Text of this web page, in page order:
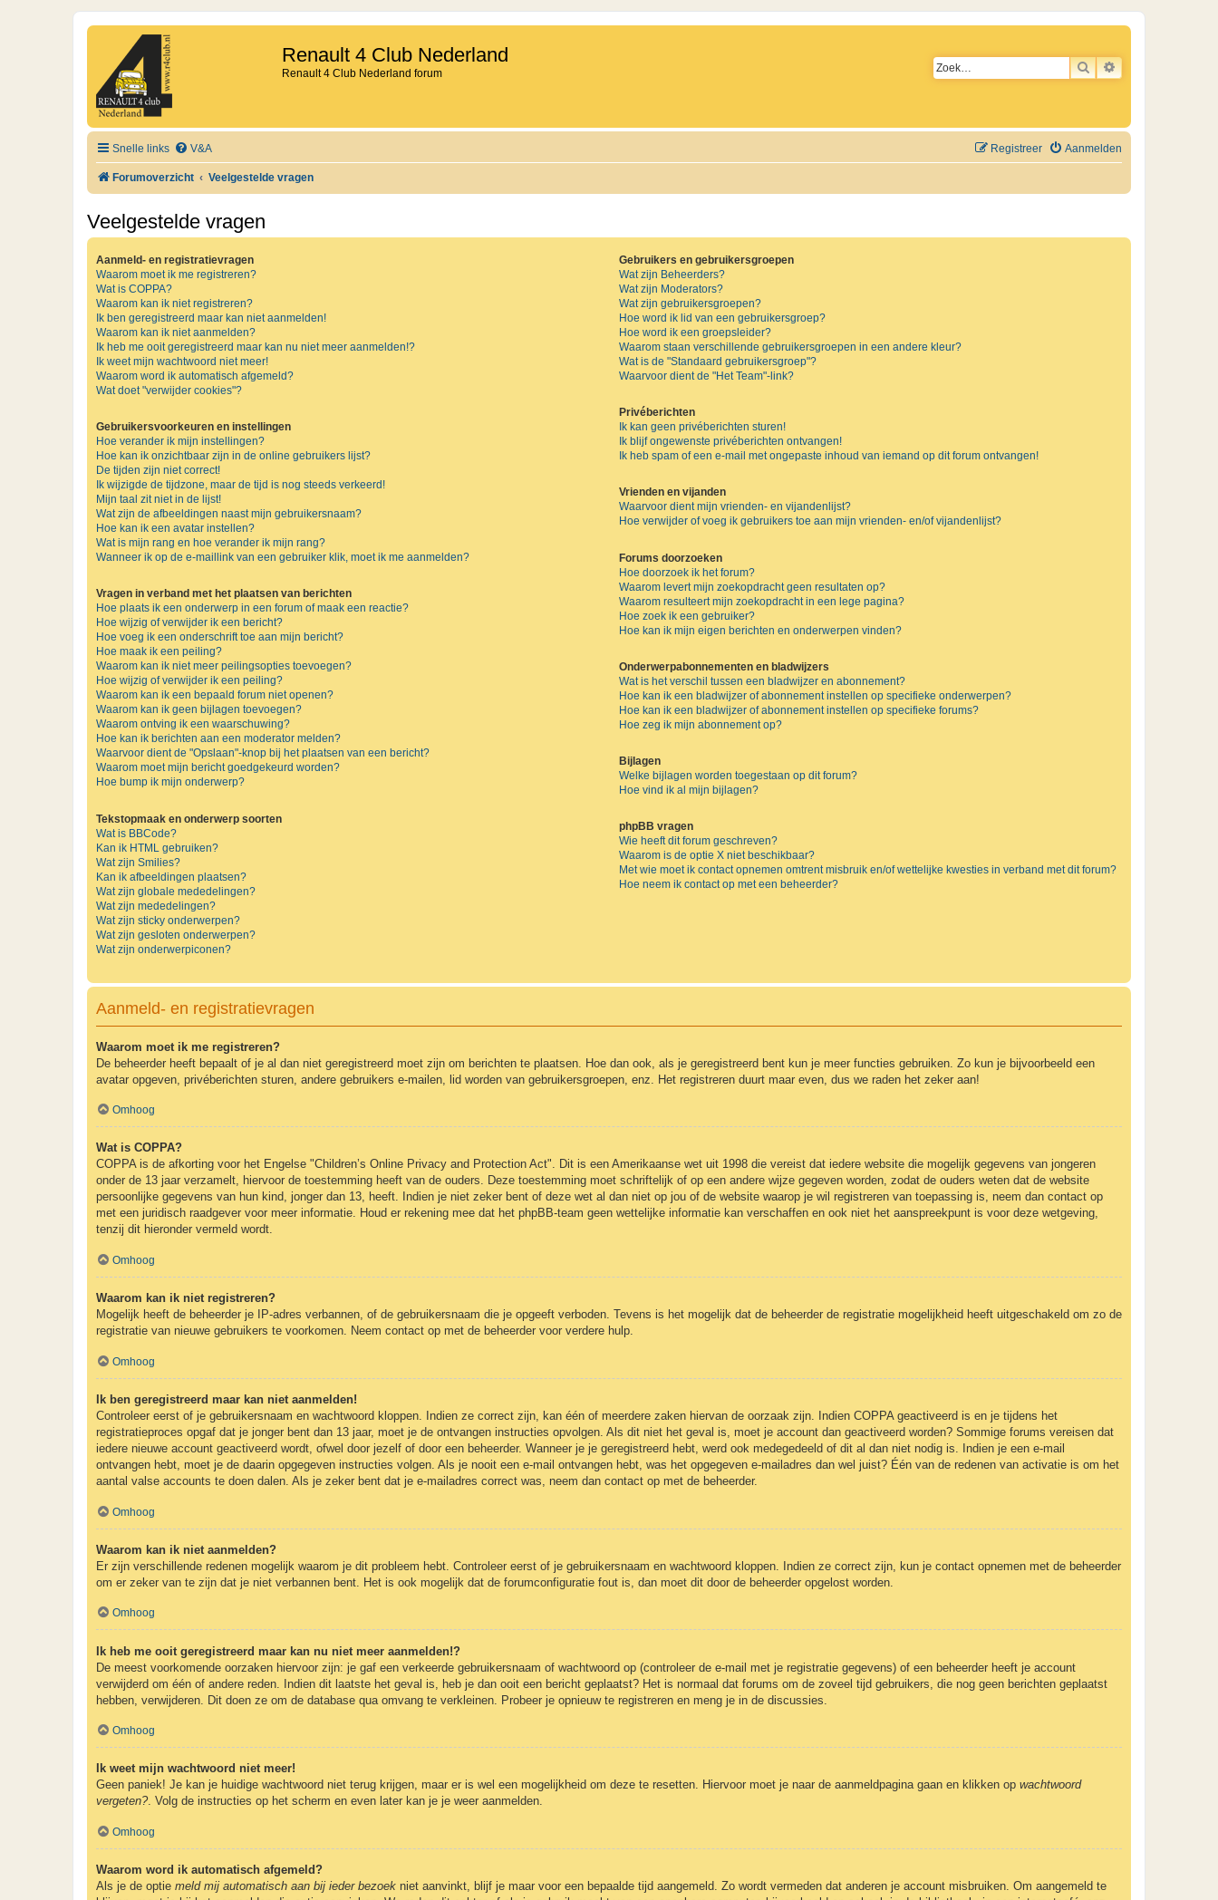
Renault 4 Club Nederland
Renault 4 Club Nederland forum ZOEKUITGEBREID
Snelle links V&A Aanmelden
Registreer
Forumoverzicht Veelgestelde vragen
Veelgestelde vragen
Aanmeld- en registratievragen
Waarom moet ik me registreren?
Wat is COPPA?
Waarom kan ik niet registreren?
Ik ben geregistreerd maar kan niet aanmelden!
Waarom kan ik niet aanmelden?
Ik heb me ooit geregistreerd maar kan nu niet meer aanmelden!?
Ik weet mijn wachtwoord niet meer!
Waarom word ik automatisch afgemeld?
Wat doet "verwijder cookies"?
Gebruikersvoorkeuren en instellingen
Hoe verander ik mijn instellingen?
Hoe kan ik onzichtbaar zijn in de online gebruikers lijst?
De tijden zijn niet correct!
Ik wijzigde de tijdzone, maar de tijd is nog steeds verkeerd!
Mijn taal zit niet in de lijst!
Wat zijn de afbeeldingen naast mijn gebruikersnaam?
Hoe kan ik een avatar instellen?
Wat is mijn rang en hoe verander ik mijn rang?
Wanneer ik op de e-maillink van een gebruiker klik, moet ik me aanmelden?
Vragen in verband met het plaatsen van berichten
Hoe plaats ik een onderwerp in een forum of maak een reactie?
Hoe wijzig of verwijder ik een bericht?
Hoe voeg ik een onderschrift toe aan mijn bericht?
Hoe maak ik een peiling?
Waarom kan ik niet meer peilingsopties toevoegen?
Hoe wijzig of verwijder ik een peiling?
Waarom kan ik een bepaald forum niet openen?
Waarom kan ik geen bijlagen toevoegen?
Waarom ontving ik een waarschuwing?
Hoe kan ik berichten aan een moderator melden?
Waarvoor dient de "Opslaan"-knop bij het plaatsen van een bericht?
Waarom moet mijn bericht goedgekeurd worden?
Hoe bump ik mijn onderwerp?
Tekstopmaak en onderwerp soorten
Wat is BBCode?
Kan ik HTML gebruiken?
Wat zijn Smilies?
Kan ik afbeeldingen plaatsen?
Wat zijn globale mededelingen?
Wat zijn mededelingen?
Wat zijn sticky onderwerpen?
Wat zijn gesloten onderwerpen?
Wat zijn onderwerpiconen?
Gebruikers en gebruikersgroepen
Wat zijn Beheerders?
Wat zijn Moderators?
Wat zijn gebruikersgroepen?
Hoe word ik lid van een gebruikersgroep?
Hoe word ik een groepsleider?
Waarom staan verschillende gebruikersgroepen in een andere kleur?
Wat is de "Standaard gebruikersgroep"?
Waarvoor dient de "Het Team"-link?
Privéberichten
Ik kan geen privéberichten sturen!
Ik blijf ongewenste privéberichten ontvangen!
Ik heb spam of een e-mail met ongepaste inhoud van iemand op dit forum ontvangen!
Vrienden en vijanden
Waarvoor dient mijn vrienden- en vijandenlijst?
Hoe verwijder of voeg ik gebruikers toe aan mijn vrienden- en/of vijandenlijst?
Forums doorzoeken
Hoe doorzoek ik het forum?
Waarom levert mijn zoekopdracht geen resultaten op?
Waarom resulteert mijn zoekopdracht in een lege pagina?
Hoe zoek ik een gebruiker?
Hoe kan ik mijn eigen berichten en onderwerpen vinden?
Onderwerpabonnementen en bladwijzers
Wat is het verschil tussen een bladwijzer en abonnement?
Hoe kan ik een bladwijzer of abonnement instellen op specifieke onderwerpen?
Hoe kan ik een bladwijzer of abonnement instellen op specifieke forums?
Hoe zeg ik mijn abonnement op?
Bijlagen
Welke bijlagen worden toegestaan op dit forum?
Hoe vind ik al mijn bijlagen?
phpBB vragen
Wie heeft dit forum geschreven?
Waarom is de optie X niet beschikbaar?
Met wie moet ik contact opnemen omtrent misbruik en/of wettelijke kwesties in verband met dit forum?
Hoe neem ik contact op met een beheerder?
Aanmeld- en registratievragen
Waarom moet ik me registreren?
De beheerder heeft bepaalt of je al dan niet geregistreerd moet zijn om berichten te plaatsen. Hoe dan ook, als je geregistreerd bent kun je meer functies gebruiken. Zo kun je bijvoorbeeld een
avatar opgeven, privéberichten sturen, andere gebruikers e-mailen, lid worden van gebruikersgroepen, enz. Het registreren duurt maar even, dus we raden het zeker aan!
Omhoog
Wat is COPPA?
COPPA is de afkorting voor het Engelse "Children’s Online Privacy and Protection Act". Dit is een Amerikaanse wet uit 1998 die vereist dat iedere website die mogelijk gegevens van jongeren
onder de 13 jaar verzamelt, hiervoor de toestemming heeft van de ouders. Deze toestemming moet schriftelijk of op een andere wijze gegeven worden, zodat de ouders weten dat de website
persoonlijke gegevens van hun kind, jonger dan 13, heeft. Indien je niet zeker bent of deze wet al dan niet op jou of de website waarop je wil registreren van toepassing is, neem dan contact op
met een juridisch raadgever voor meer informatie. Houd er rekening mee dat het phpBB-team geen wettelijke informatie kan verschaffen en ook niet het aanspreekpunt is voor deze wetgeving,
tenzij dit hieronder vermeld wordt.
Omhoog
Waarom kan ik niet registreren?
Mogelijk heeft de beheerder je IP-adres verbannen, of de gebruikersnaam die je opgeeft verboden. Tevens is het mogelijk dat de beheerder de registratie mogelijkheid heeft uitgeschakeld om zo de
registratie van nieuwe gebruikers te voorkomen. Neem contact op met de beheerder voor verdere hulp.
Omhoog
Ik ben geregistreerd maar kan niet aanmelden!
Controleer eerst of je gebruikersnaam en wachtwoord kloppen. Indien ze correct zijn, kan één of meerdere zaken hiervan de oorzaak zijn. Indien COPPA geactiveerd is en je tijdens het
registratieproces opgaf dat je jonger bent dan 13 jaar, moet je de ontvangen instructies opvolgen. Als dit niet het geval is, moet je account dan geactiveerd worden? Sommige forums vereisen dat
iedere nieuwe account geactiveerd wordt, ofwel door jezelf of door een beheerder. Wanneer je je geregistreerd hebt, werd ook medegedeeld of dit al dan niet nodig is. Indien je een e-mail
ontvangen hebt, moet je de daarin opgegeven instructies volgen. Als je nooit een e-mail ontvangen hebt, was het opgegeven e-mailadres dan wel juist? Één van de redenen van activatie is om het
aantal valse accounts te doen dalen. Als je zeker bent dat je e-mailadres correct was, neem dan contact op met de beheerder.
Omhoog
Waarom kan ik niet aanmelden?
Er zijn verschillende redenen mogelijk waarom je dit probleem hebt. Controleer eerst of je gebruikersnaam en wachtwoord kloppen. Indien ze correct zijn, kun je contact opnemen met de beheerder
om er zeker van te zijn dat je niet verbannen bent. Het is ook mogelijk dat de forumconfiguratie fout is, dan moet dit door de beheerder opgelost worden.
Omhoog
Ik heb me ooit geregistreerd maar kan nu niet meer aanmelden!?
De meest voorkomende oorzaken hiervoor zijn: je gaf een verkeerde gebruikersnaam of wachtwoord op (controleer de e-mail met je registratie gegevens) of een beheerder heeft je account
verwijderd om één of andere reden. Indien dit laatste het geval is, heb je dan ooit een bericht geplaatst? Het is normaal dat forums om de zoveel tijd gebruikers, die nog geen berichten geplaatst
hebben, verwijderen. Dit doen ze om de database qua omvang te verkleinen. Probeer je opnieuw te registreren en meng je in de discussies.
Omhoog
Ik weet mijn wachtwoord niet meer!
Geen paniek! Je kan je huidige wachtwoord niet terug krijgen, maar er is wel een mogelijkheid om deze te resetten. Hiervoor moet je naar de aanmeldpagina gaan en klikken op wachtwoord
vergeten?. Volg de instructies op het scherm en even later kan je je weer aanmelden.
Omhoog
Waarom word ik automatisch afgemeld?
Als je de optie meld mij automatisch aan bij ieder bezoek niet aanvinkt, blijf je maar voor een bepaalde tijd aangemeld. Zo wordt vermeden dat anderen je account misbruiken. Om aangemeld te